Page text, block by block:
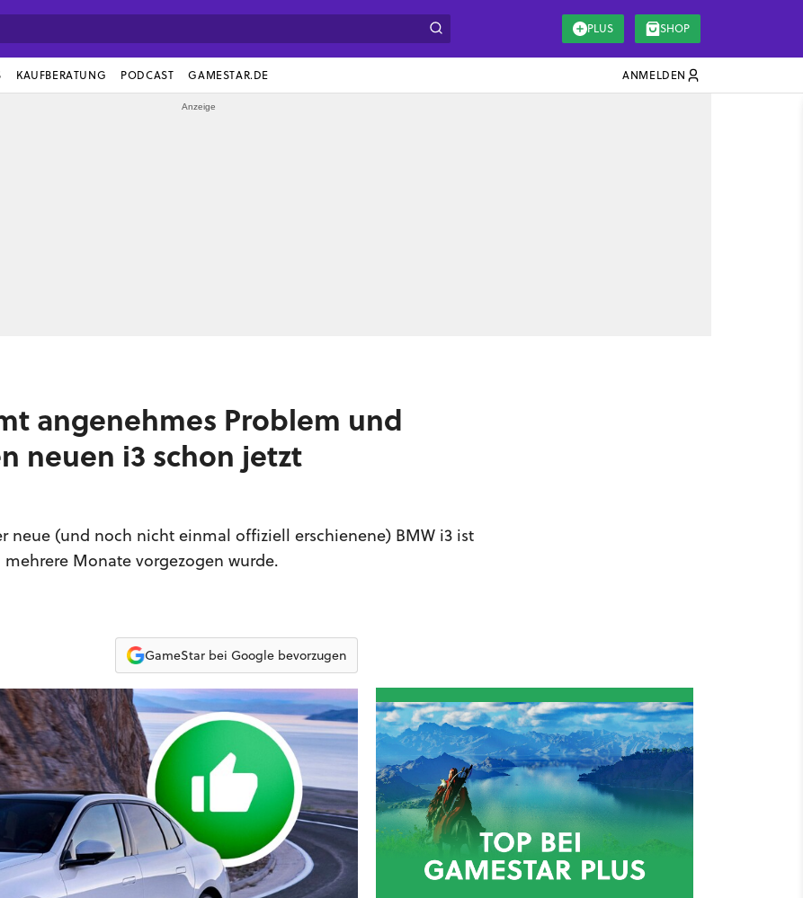
PLUS SHOP
KAUFBERATUNG PODCAST GAMESTAR.DE ANMELDEN
angenehmes Problem und
neuen i3 schon jetzt
neue (und noch nicht einmal offiziell erschienene) BMW i3 ist
Monate vorgezogen wurde.
GameStar bei Google bevorzugen